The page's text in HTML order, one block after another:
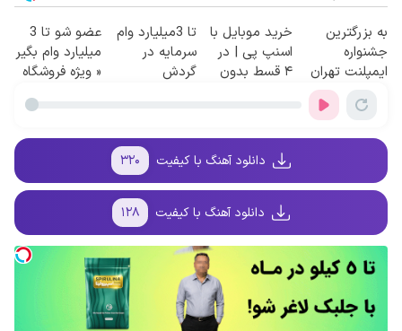
به بزرگترین
جشنواره
ایمپلنت تهران
سر بزنید ! |
فقط ۲۵ میلیون
خرید موبایل با
اسنپ پی | در
۴ قسط بدون
تا 3میلیارد وام
سرمایه در
گردش
عضو شو تا 3
میلیارد وام بگیر
« ویژه فروشگاه
دانلود آهنگ با کیفیت ۳۲۰
دانلود آهنگ با کیفیت ۱۲۸